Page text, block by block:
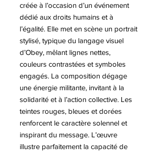
créée à l’occasion d’un événement
dédié aux droits humains et à
l’égalité. Elle met en scène un portrait
stylisé, typique du langage visuel
d’Obey, mêlant lignes nettes,
couleurs contrastées et symboles
engagés. La composition dégage
une énergie militante, invitant à la
solidarité et à l’action collective. Les
teintes rouges, bleues et dorées
renforcent le caractère solennel et
inspirant du message. L’œuvre
illustre parfaitement la capacité de